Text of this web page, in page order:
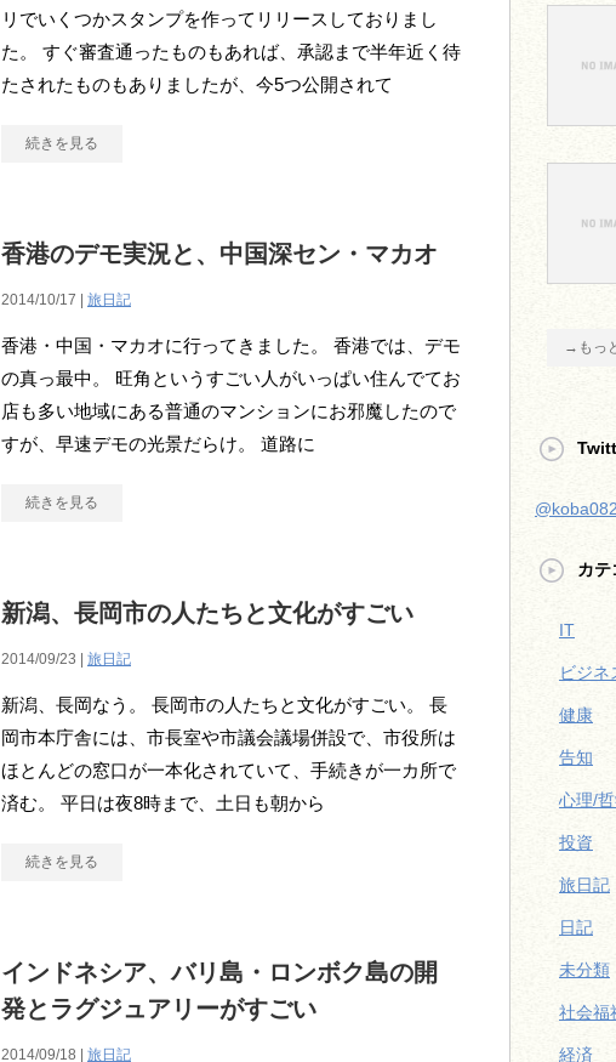
リでいくつかスタンプを作ってリリースしておりまし
た。 すぐ審査通ったものもあれば、承認まで半年近く待
たされたものもありましたが、今5つ公開されて
続きを見る
香港のデモ実況と、中国深セン・マカオ
2014/10/17 | 旅日記
香港・中国・マカオに行ってきました。 香港では、デモ
の真っ最中。 旺角というすごい人がいっぱい住んでてお
店も多い地域にある普通のマンションにお邪魔したので
すが、早速デモの光景だらけ。 道路に
続きを見る
新潟、長岡市の人たちと文化がすごい
2014/09/23 | 旅日記
新潟、長岡なう。 長岡市の人たちと文化がすごい。 長
岡市本庁舎には、市長室や市議会議場併設で、市役所は
ほとんどの窓口が一本化されていて、手続きが一カ所で
済む。 平日は夜8時まで、土日も朝から
続きを見る
インドネシア、バリ島・ロンボク島の開
発とラグジュアリーがすごい
2014/09/18 | 旅日記
→もっ
カテ
IT
ビジネ
健康
告知
心理/
投資
旅日記
日記
未分類
社会福
経済